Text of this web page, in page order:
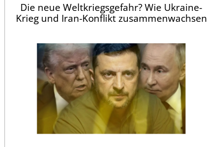
Die neue Weltkriegsgefahr? Wie Ukraine-
Krieg und Iran-Konflikt zusammenwachsen